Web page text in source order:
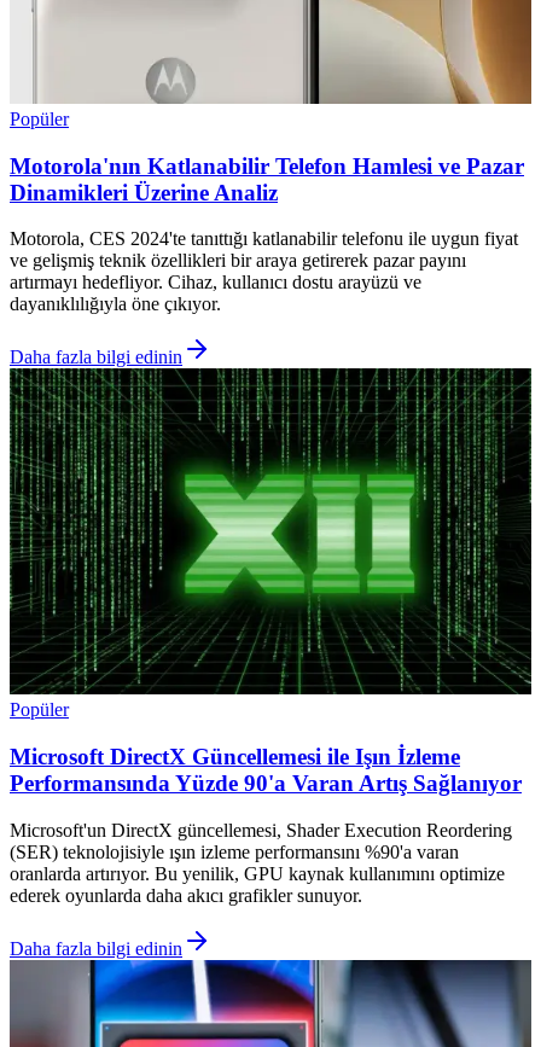
Popüler
Motorola'nın Katlanabilir Telefon Hamlesi ve Pazar
Dinamikleri Üzerine Analiz
Motorola, CES 2024'te tanıttığı katlanabilir telefonu ile uygun fiyat
ve gelişmiş teknik özellikleri bir araya getirerek pazar payını
artırmayı hedefliyor. Cihaz, kullanıcı dostu arayüzü ve
dayanıklılığıyla öne çıkıyor.
Daha fazla bilgi edinin
Popüler
Microsoft DirectX Güncellemesi ile Işın İzleme
Performansında Yüzde 90'a Varan Artış Sağlanıyor
Microsoft'un DirectX güncellemesi, Shader Execution Reordering
(SER) teknolojisiyle ışın izleme performansını %90'a varan
oranlarda artırıyor. Bu yenilik, GPU kaynak kullanımını optimize
ederek oyunlarda daha akıcı grafikler sunuyor.
Daha fazla bilgi edinin